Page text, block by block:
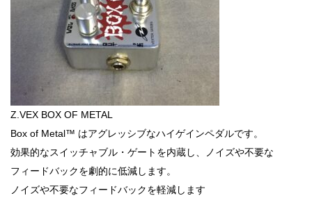
Z.VEX BOX OF METAL
Box of Metal™ はアグレッシブなハイゲインペダルです。
効果的なスイッチャブル・ゲートを内蔵し、ノイズや不要な
フィードバックを劇的に低減します。
ノイズや不要なフィードバックを軽減します